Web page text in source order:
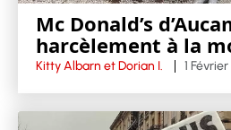
Mc Donald’s
harcèlement à la
Kitty Albarn et Dorian I. 1